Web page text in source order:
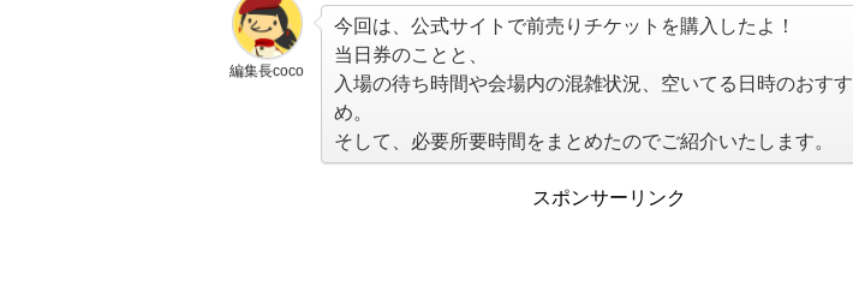
編集長coco
今回は、公式サイトで前売りチケットを購入したよ！
当日券のことと、
入場の待ち時間や会場内の混雑状況、空いてる日時のおすす
め。
そして、必要所要時間をまとめたのでご紹介いたします。
スポンサーリンク